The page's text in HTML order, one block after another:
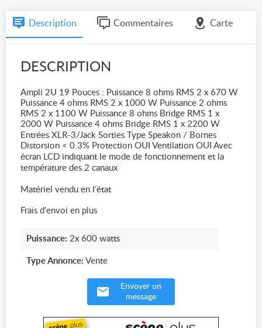
Description Commentaires Carte
DESCRIPTION
Ampli 2U 19 Pouces : Puissance 8 ohms RMS 2 x 670 W
Puissance 4 ohms RMS 2 x 1000 W Puissance 2 ohms
RMS 2 x 1100 W Puissance 8 ohms Bridge RMS 1 x
2000 W Puissance 4 ohms Bridge RMS 1 x 2200 W
Entrées XLR-3/Jack Sorties Type Speakon / Bornes
Distorsion < 0.3% Protection OUI Ventilation OUI Avec
écran LCD indiquant le mode de fonctionnement et la
température des 2 canaux
Matériel vendu en l’état
Frais d’envoi en plus
Puissance: 2x 600 watts
Type Annonce: Vente
Envoyer un
message